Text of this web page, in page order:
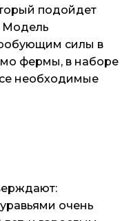
подойдет
Модель
силы в
фермы, в наборе
необходимые
очень